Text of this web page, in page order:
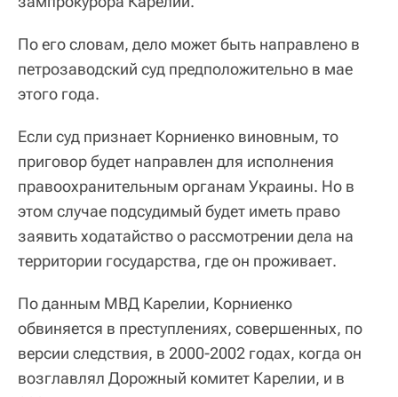
По его словам, дело может быть направлено в
петрозаводский суд предположительно в мае
этого года.
Если суд признает Корниенко виновным, то
приговор будет направлен для исполнения
правоохранительным органам Украины. Но в
этом случае подсудимый будет иметь право
заявить ходатайство о рассмотрении дела на
территории государства, где он проживает.
По данным МВД Карелии, Корниенко
обвиняется в преступлениях, совершенных, по
версии следствия, в 2000-2002 годах, когда он
возглавлял Дорожный комитет Карелии, и в